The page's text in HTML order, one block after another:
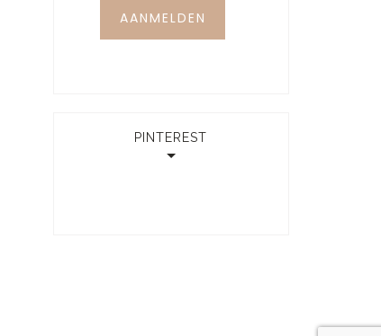
PINTEREST